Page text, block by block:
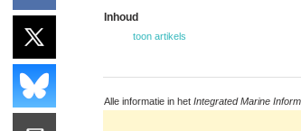
Inhoud
toon artikels
Alle informatie in het Integrated Marine